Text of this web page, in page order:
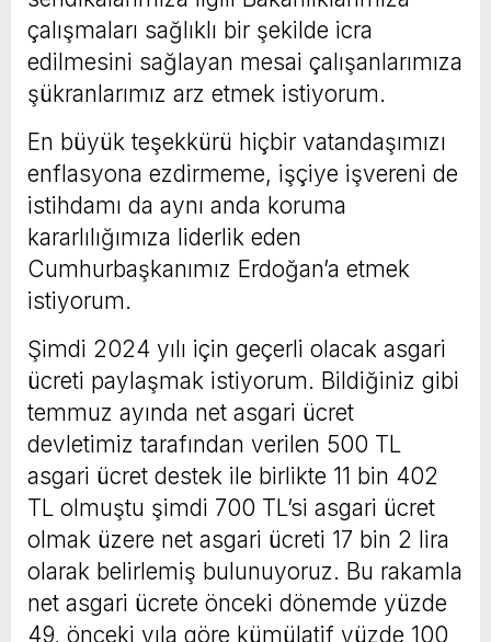
çalışmaları sağlıklı bir şekilde icra
edilmesini sağlayan mesai çalışanlarımıza
şükranlarımız arz etmek istiyorum.
En büyük teşekkürü hiçbir vatandaşımızı
enflasyona ezdirmeme, işçiye işvereni de
istihdamı da aynı anda koruma
kararlılığımıza liderlik eden
Cumhurbaşkanımız Erdoğan’a etmek
istiyorum.
Şimdi 2024 yılı için geçerli olacak asgari
ücreti paylaşmak istiyorum. Bildiğiniz gibi
temmuz ayında net asgari ücret
devletimiz tarafından verilen 500 TL
asgari ücret destek ile birlikte 11 bin 402
TL olmuştu şimdi 700 TL’si asgari ücret
olmak üzere net asgari ücreti 17 bin 2 lira
olarak belirlemiş bulunuyoruz. Bu rakamla
net asgari ücrete önceki dönemde yüzde
49, önceki yıla göre kümülatif yüzde 100